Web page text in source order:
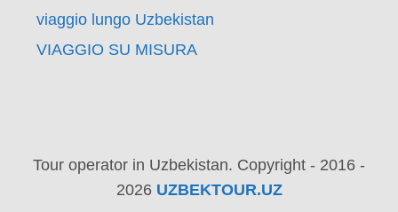
viaggio lungo Uzbekistan
VIAGGIO SU MISURA
Tour operator in Uzbekistan. Copyright - 2016 -
2026 UZBEKTOUR.UZ